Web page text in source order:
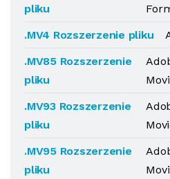
pliku
.MV4 Rozszerzenie pliku
.MV85 Rozszerzenie
pliku
.MV93 Rozszerzenie
pliku
.MV95 Rozszerzenie
pliku